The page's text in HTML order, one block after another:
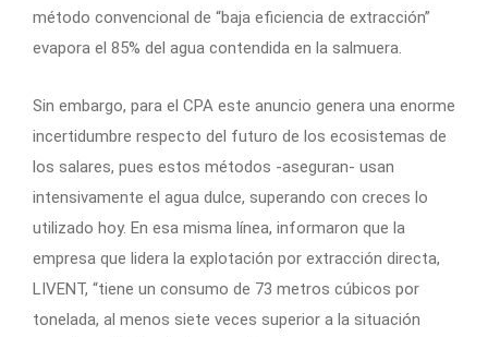
método convencional de “baja eficiencia de extracción”
evapora el 85% del agua contendida en la salmuera.
Sin embargo, para el CPA este anuncio genera una enorme
incertidumbre respecto del futuro de los ecosistemas de
los salares, pues estos métodos -aseguran- usan
intensivamente el agua dulce, superando con creces lo
utilizado hoy. En esa misma línea, informaron que la
empresa que lidera la explotación por extracción directa,
LIVENT, “tiene un consumo de 73 metros cúbicos por
tonelada, al menos siete veces superior a la situación